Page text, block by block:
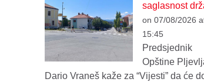
saglasnost
on 07/08/2026
15:45
Predsjednik
Opštine
Dario Vraneš kaže za “Vijesti” da će